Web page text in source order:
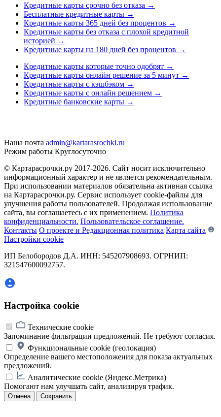
Кредитные карты срочно без отказа →
Бесплатные кредитные карты →
Кредитные карты 365 дней без процентов →
Кредитные карты без отказа с плохой кредитной
историей →
Кредитные карты на 180 дней без процентов →
Кредитные карты которые точно одобрят →
Кредитные карты онлайн решение за 5 минут →
Кредитные карты с кэшбэком →
Кредитные карты с онлайн решением →
Кредитные банковские карты →
Наша почта admin@kartarasrochki.ru
Режим работы Круглосуточно
© Картарасрочки.ру 2017-2026. Сайт носит исключительно
информационный характер и не является рекомендательным.
При использовании материалов обязательна активная ссылка
на Картарасрочки.ру. Сервис использует cookie-файлы для
улучшения работы пользователей. Продолжая использование
сайта, вы соглашаетесь с их применением. Политика
конфиденциальности. Пользовательское соглашение.
Контакты О проекте и Редакционная политика Карта сайта
Настройки cookie
ИП Белобородов Д.А. ИНН: 545207908693. ОГРНИП:
321547600092757.
Настройка cookie
Технические cookie
Запоминание фильтрации предложений. Не требуют согласия.
Функциональные cookie (геолокация)
Определение вашего местоположения для показа актуальных
предложений.
Аналитические cookie (Яндекс.Метрика)
Помогают нам улучшать сайт, анализируя трафик.
Отмена Сохранить